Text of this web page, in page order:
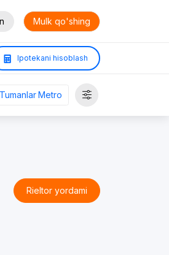
Mulk qo'shing
Ipotekani hisoblash
Tumanlar Metro
Rieltor yordami